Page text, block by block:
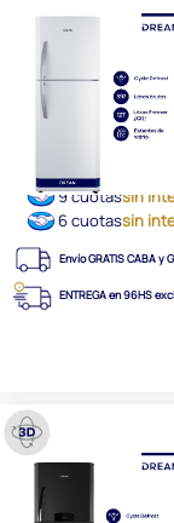
9 cuotassin
6 cuotassin
Envío GRATIS CABA y
ENTREGA en 96HS